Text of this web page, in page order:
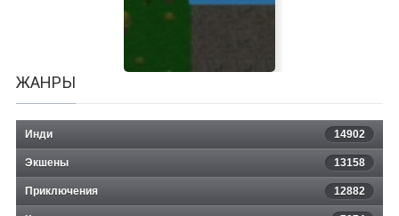
ЖАНРЫ
Инди 14902
Экшены 13158
Приключения 12882